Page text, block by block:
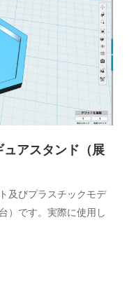
アスタンド（展
及びプラスチックモデ
）です。実際に使用し